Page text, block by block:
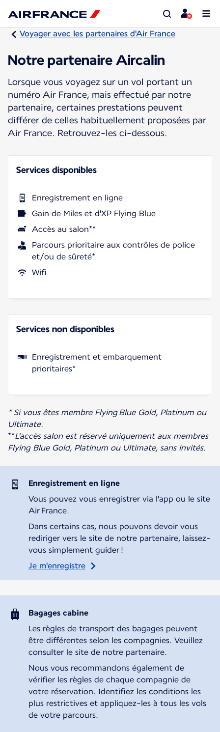
Voyager avec les partenaires d'Air France
Notre partenaire Aircalin
Lorsque vous voyagez sur un vol portant un
numéro Air France, mais effectué par notre
partenaire, certaines prestations peuvent
différer de celles habituellement proposées par
Air France. Retrouvez-les ci-dessous.
Services disponibles
Enregistrement en ligne
Gain de Miles et d'XP Flying Blue
Accès au salon**
Parcours prioritaire aux contrôles de police
et/ou de sûreté*
Wifi
Services non disponibles
Enregistrement et embarquement
prioritaires*
* Si vous êtes membre Flying Blue Gold, Platinum ou
Ultimate.
**L'accès salon est réservé uniquement aux membres
Flying Blue Gold, Platinum ou Ultimate, sans invités.
Enregistrement en ligne
Vous pouvez vous enregistrer via l'app ou le site
Air France.
Dans certains cas, nous pouvons devoir vous
rediriger vers le site de notre partenaire, laissez-
vous simplement guider !
Je m'enregistre
Bagages cabine
Les règles de transport des bagages peuvent
être différentes selon les compagnies. Veuillez
consulter le site de notre partenaire.
Nous vous recommandons également de
vérifier les règles de chaque compagnie de
votre réservation. Identifiez les conditions les
plus restrictives et appliquez-les à tous les vols
de votre parcours.